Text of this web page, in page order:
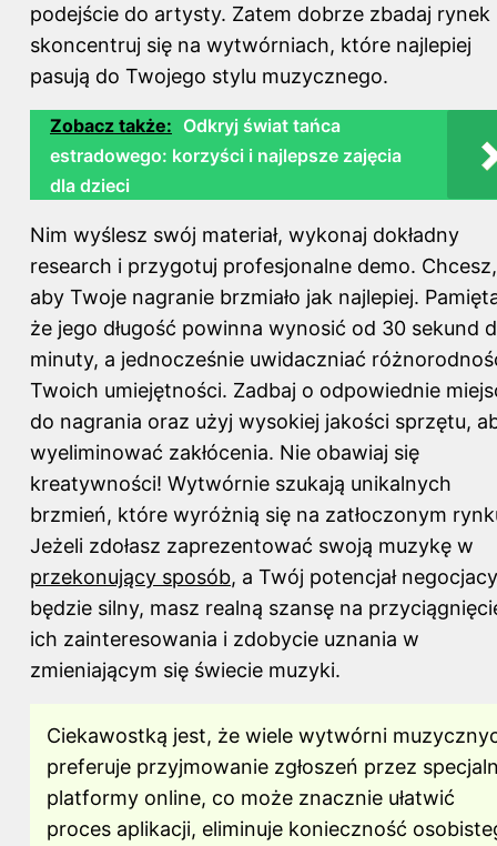
podejście do artysty. Zatem dobrze zbadaj rynek
skoncentruj się na wytwórniach, które najlepiej
pasują do Twojego stylu muzycznego.
Zobacz także: Odkryj świat tańca
estradowego: korzyści i najlepsze zajęcia
dla dzieci
Nim wyślesz swój materiał, wykonaj dokładny
research i przygotuj profesjonalne demo. Chcesz,
aby Twoje nagranie brzmiało jak najlepiej.
że jego długość powinna wynosić od 30 sekund
minuty, a jednocześnie uwidaczniać
Twoich umiejętności. Zadbaj o odpowiednie
do nagrania oraz użyj wysokiej jakości sprzętu,
wyeliminować zakłócenia. Nie obawiaj się
kreatywności! Wytwórnie szukają unikalnych
brzmień, które wyróżnią się na zatłoczonym
Jeżeli zdołasz zaprezentować swoją muzykę w
przekonujący sposób, a Twój potencjał
będzie silny, masz realną szansę na
ich zainteresowania i zdobycie uznania w
zmieniającym się świecie muzyki.
Ciekawostką jest, że wiele wytwórni
preferuje przyjmowanie zgłoszeń przez
platformy online, co może znacznie ułatwić
proces aplikacji, eliminuje konieczność